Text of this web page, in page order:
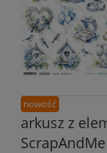
arkusz z
nowość